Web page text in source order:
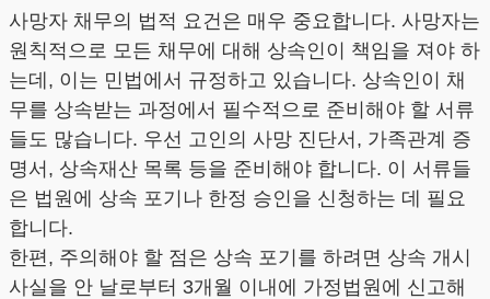
사망자 채무의 법적 요건은 매우 중요합니다. 사망자는
원칙적으로 모든 채무에 대해 상속인이 책임을 져야 하
는데, 이는 민법에서 규정하고 있습니다. 상속인이 채
무를 상속받는 과정에서 필수적으로 준비해야 할 서류
들도 많습니다. 우선 고인의 사망 진단서, 가족관계 증
명서, 상속재산 목록 등을 준비해야 합니다. 이 서류들
은 법원에 상속 포기나 한정 승인을 신청하는 데 필요
합니다.
한편, 주의해야 할 점은 상속 포기를 하려면 상속 개시
사실을 안 날로부터 3개월 이내에 가정법원에 신고해